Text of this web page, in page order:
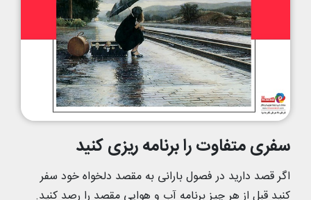
سفری متفاوت را برنامه ریزی کنید
اگر قصد دارید در فصول بارانی به مقصد دلخواه خود سفر